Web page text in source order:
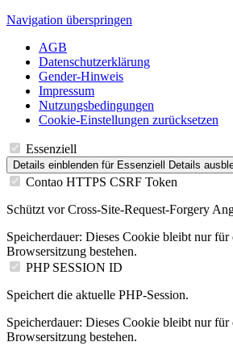
Navigation überspringen
AGB
Datenschutzerklärung
Gender-Hinweis
Impressum
Nutzungsbedingungen
Cookie-Einstellungen zurücksetzen
Essenziell
Details einblenden für Essenziell Details
Contao HTTPS CSRF Token
Schützt vor Cross-Site-Request-Forgery
Speicherdauer: Dieses Cookie bleibt nur für
Browsersitzung bestehen.
PHP SESSION ID
Speichert die aktuelle PHP-Session.
Speicherdauer: Dieses Cookie bleibt nur für
Browsersitzung bestehen.